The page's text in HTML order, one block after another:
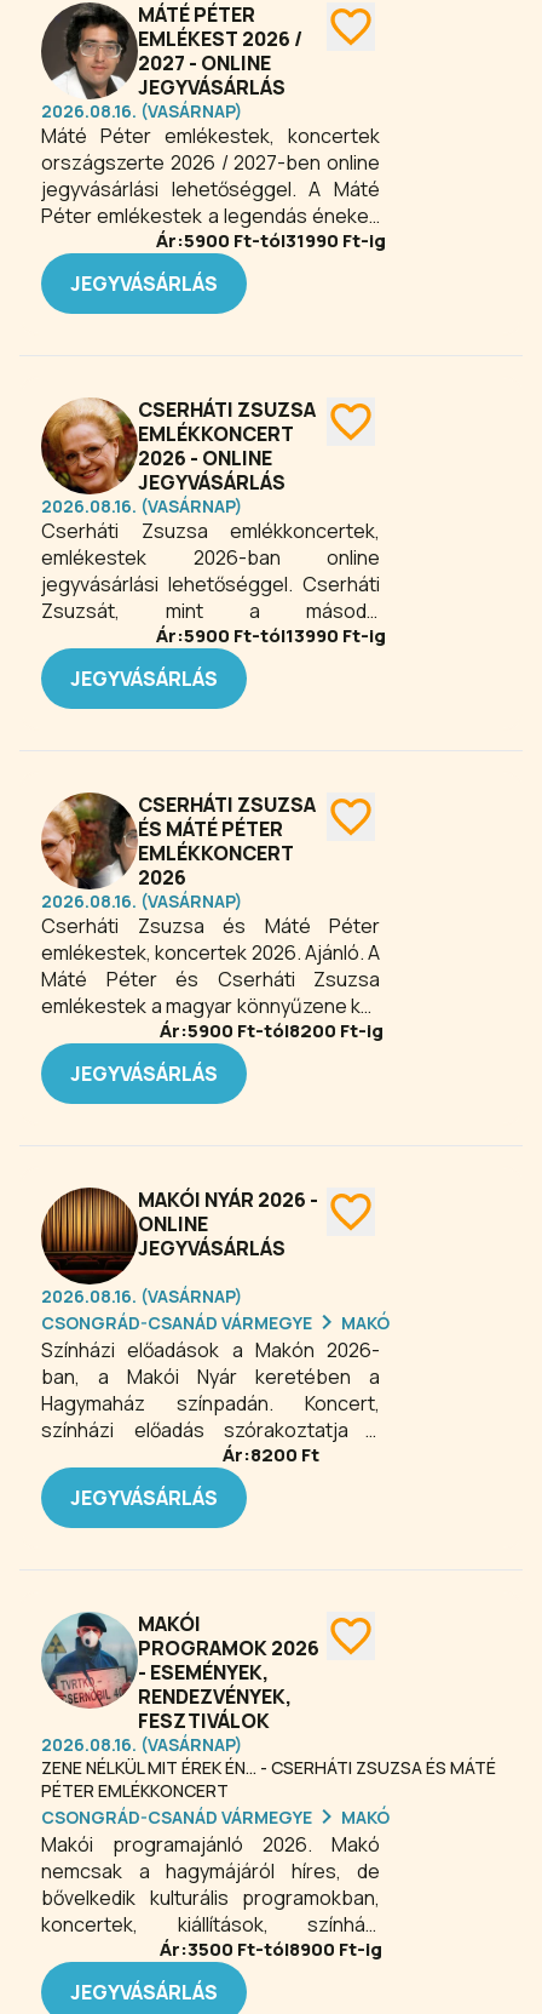
MÁTÉ PÉTER
EMLÉKEST 2026 /
2027 - ONLINE
JEGYVÁSÁRLÁS
2026.08.16. (VASÁRNAP)
Máté Péter emlékestek, koncertek
országszerte 2026 / 2027-ben online
jegyvásárlási lehetőséggel. A Máté
Péter emlékestek a legendás énekes
és zeneszerző örökségét idézik meg,
felejthetetlen slágereinek újrahangolt
előadásával. Az esteken a közönség
átélheti azt a különleges érzelmi
világot, amely Máté Péter dalait
meghitt hangulat és a zene ereje
egyszerre nyújt nosztalgiát és
felemelő élményt.
Ár:5900 Ft-tól31990 Ft-ig
JEGYVÁSÁRLÁS
CSERHÁTI ZSUZSA
EMLÉKKONCERT
2026 - ONLINE
JEGYVÁSÁRLÁS
2026.08.16. (VASÁRNAP)
Cserháti Zsuzsa emlékkoncertek,
emlékestek 2026-ban online
jegyvásárlási lehetőséggel. Cserháti
Zsuzsát, mint a második
popgeneráció egyik legkiemelkedőbb
egyéniségét tartják számon,
kritikusok szerint a hazai poptörténet
legjobb „női torka” volt az övé. A ’70-
es évek egyik legtöbbet
as években azonban háttérbe került,
majd mintegy másfél évtizedes
kihagyás után 1996-tól Magyarország
legnagyobb sikerű visszatérését
mondhatta magáénak. Előadó-
művészete és a neki írt rengeteg
igényes dal inspirációként szolgál
napjaink énekesei számára is.
Ár:5900 Ft-tól13990 Ft-ig
JEGYVÁSÁRLÁS
CSERHÁTI ZSUZSA
ÉS MÁTÉ PÉTER
EMLÉKKONCERT
2026
2026.08.16. (VASÁRNAP)
Cserháti Zsuzsa és Máté Péter
emlékestek, koncertek 2026. Ajánló. A
Máté Péter és Cserháti Zsuzsa
emlékestek a magyar könnyűzene két
legendás alakjának időtlen dalait
hozzák közel a közönséghez. Az
esteken felcsendülnek azok a
slágerek, melyek generációkon át
szívekhez szóltak, s ma is ugyanolyan
felemelő pillanatok és valódi zenei
élmény vár mindenkit, aki velük
szeretne emlékezni.
Ár:5900 Ft-tól8200 Ft-ig
JEGYVÁSÁRLÁS
MAKÓI NYÁR 2026 -
ONLINE
JEGYVÁSÁRLÁS
2026.08.16. (VASÁRNAP)
CSONGRÁD-CSANÁD VÁRMEGYE
MAKÓ
Színházi előadások a Makón 2026-
ban, a Makói Nyár keretében a
Hagymaház színpadán. Koncert,
színházi előadás szórakoztatja a
nézőket a nyári estéken.
Ár:8200 Ft
JEGYVÁSÁRLÁS
MAKÓI
PROGRAMOK 2026
- ESEMÉNYEK,
RENDEZVÉNYEK,
FESZTIVÁLOK
2026.08.16. (VASÁRNAP)
ZENE NÉLKÜL MIT ÉREK ÉN... - CSERHÁTI ZSUZSA ÉS MÁTÉ
PÉTER EMLÉKKONCERT
CSONGRÁD-CSANÁD VÁRMEGYE
MAKÓ
Makói programajánló 2026. Makó
nemcsak a hagymájáról híres, de
bővelkedik kulturális programokban,
koncertek, kiállítások, színházi
előadások, gasztronómiai programok,
filmvetítések, fesztiválok várják az
érdeklődő közönséget.
Ár:3500 Ft-tól8900 Ft-ig
JEGYVÁSÁRLÁS